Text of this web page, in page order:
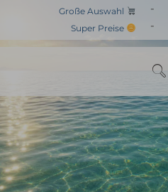
springen
Große Auswahl
Super Preise
-
-